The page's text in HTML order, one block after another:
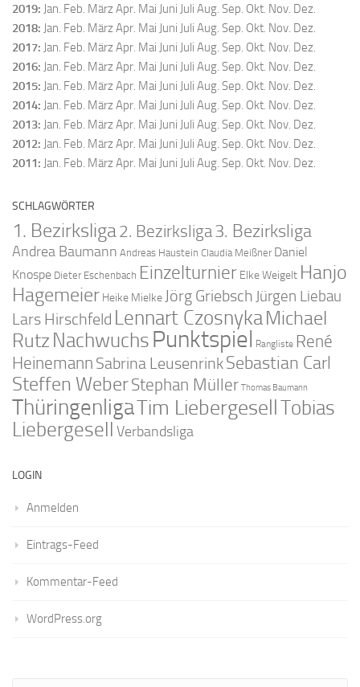
2019: Jan. Feb. MärzApr. Mai Juni Juli Aug. Sep. Okt. Nov. Dez.
2018: Jan. Feb. MärzApr. Mai Juni Juli Aug. Sep. Okt. Nov. Dez.
2017: Jan. Feb. MärzApr. Mai Juni Juli Aug. Sep. Okt. Nov. Dez.
2016: Jan. Feb. MärzApr. Mai Juni Juli Aug. Sep. Okt. Nov. Dez.
2015: Jan. Feb. MärzApr. Mai Juni Juli Aug. Sep. Okt. Nov. Dez.
2014: Jan. Feb. MärzApr. Mai Juni Juli Aug. Sep. Okt. Nov. Dez.
2013: Jan. Feb. MärzApr. Mai Juni Juli Aug. Sep. Okt. Nov. Dez.
2012: Jan. Feb. MärzApr. Mai Juni Juli Aug. Sep. Okt. Nov. Dez.
2011: Jan. Feb. MärzApr. Mai Juni Juli Aug. Sep. Okt. Nov. Dez.
SCHLAGWÖRTER
1. Bezirksliga2. Bezirksliga 3. Bezirksliga
Andrea Baumann Andreas Haustein Claudia Meißner Daniel
Knospe Dieter Eschenbach Einzelturnier Elke Weigelt Hanjo
Hagemeier Heike Mielke Jörg Griebsch Jürgen Liebau
Lars Hirschfeld Lennart Czosnyka Michael
Rutz Nachwuchs Punktspiel Rangliste René
Heinemann Sabrina LeusenrinkSebastian Carl
Steffen WeberStephan Müller Thomas Baumann
ThüringenligaTim LiebergesellTobias
Liebergesell Verbandsliga
LOGIN
Anmelden
Eintrags-Feed
Kommentar-Feed
WordPress.org